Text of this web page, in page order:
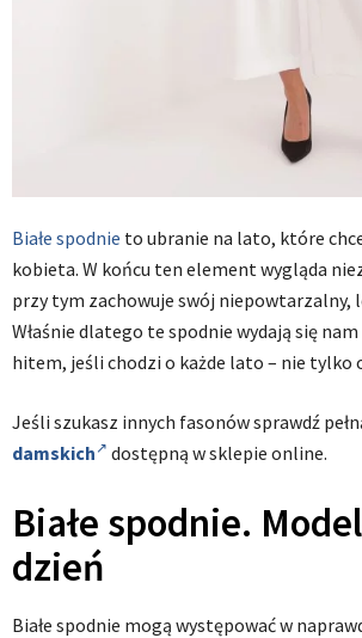
Białe spodnie to ubranie na lato, które
kobieta. W końcu ten element wygląda
przy tym zachowuje swój niepowtarzalny,
Właśnie dlatego te spodnie wydają się
hitem, jeśli chodzi o każde lato – nie tylko
Jeśli szukasz innych fasonów sprawdź
damskich
dostępną w sklepie online.
Białe spodnie.
dzień
Białe spodnie mogą występować w